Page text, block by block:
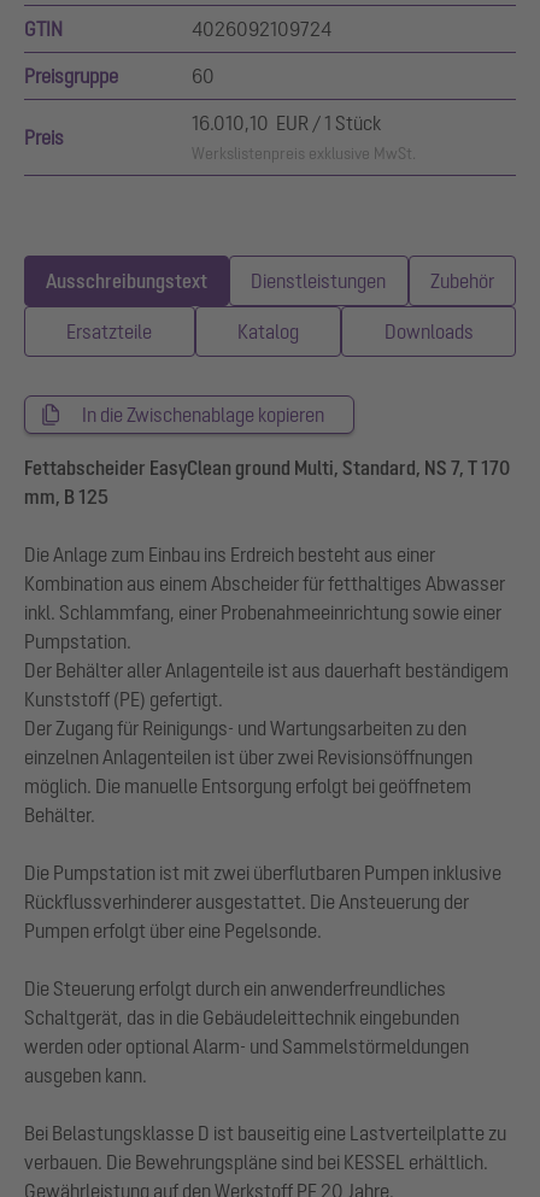
GTIN 4026092109724
Preisgruppe 60
Preis
16.010,10 EUR / 1 Stück
Werkslistenpreis exklusive MwSt.
Ausschreibungstext Dienstleistungen Zubehör
Ersatzteile Katalog Downloads
In die Zwischenablage kopieren
Fettabscheider EasyClean ground Multi, Standard, NS 7, T 170
mm, B 125
Die Anlage zum Einbau ins Erdreich besteht aus einer
Kombination aus einem Abscheider für fetthaltiges Abwasser
inkl. Schlammfang, einer Probenahmeeinrichtung sowie einer
Pumpstation.
Der Behälter aller Anlagenteile ist aus dauerhaft beständigem
Kunststoff (PE) gefertigt.
Der Zugang für Reinigungs- und Wartungsarbeiten zu den
einzelnen Anlagenteilen ist über zwei Revisionsöffnungen
möglich. Die manuelle Entsorgung erfolgt bei geöffnetem
Behälter.
Die Pumpstation ist mit zwei überflutbaren Pumpen inklusive
Rückflussverhinderer ausgestattet. Die Ansteuerung der
Pumpen erfolgt über eine Pegelsonde.
Die Steuerung erfolgt durch ein anwenderfreundliches
Schaltgerät, das in die Gebäudeleittechnik eingebunden
werden oder optional Alarm- und Sammelstörmeldungen
ausgeben kann.
Bei Belastungsklasse D ist bauseitig eine Lastverteilplatte zu
verbauen. Die Bewehrungspläne sind bei KESSEL erhältlich.
Gewährleistung auf den Werkstoff PE 20 Jahre.